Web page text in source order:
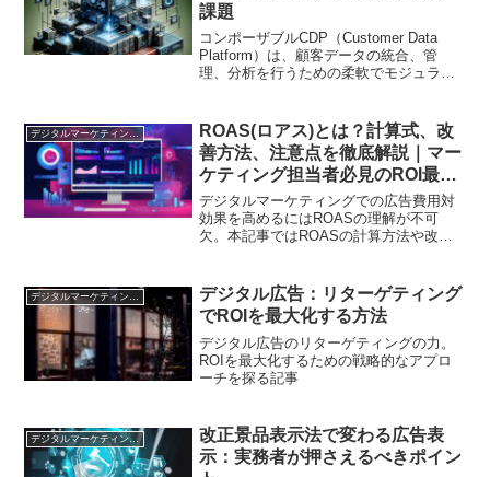
課題
コンポーザブルCDP（Customer Data
Platform）は、顧客データの統合、管
理、分析を行うための柔軟でモジュラー
供されるのに対し、コンポーザブル
CDP...
デジタルマーケティング基礎
ROAS(ロアス)とは？計算式、改
善方法、注意点を徹底解説｜マー
ケティング担当者必見のROI最適
化完全ガイド
デジタルマーケティングでの広告費用対
効果を高めるにはROASの理解が不可
欠。本記事ではROASの計算方法や改善
デジタルマーケティング基礎
デジタル広告：リターゲティング
でROIを最大化する方法
デジタル広告のリターゲティングの力。
ROIを最大化するための戦略的なアプロ
ーチを探る記事
デジタルマーケティング基礎
改正景品表示法で変わる広告表
示：実務者が押さえるべきポイン